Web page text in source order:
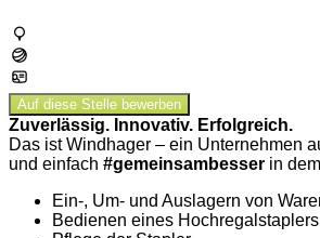
Auf diese Stelle bewerben
Zuverlässig. Innovativ. Erfolgreich.
Das ist Windhager – ein Unternehmen
und einfach #gemeinsambesser in
Ein-, Um- und Auslagern von
Bedienen eines